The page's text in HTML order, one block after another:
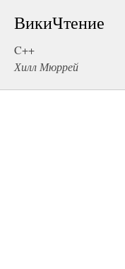
ВикиЧтение
C++
Хилл Мюррей